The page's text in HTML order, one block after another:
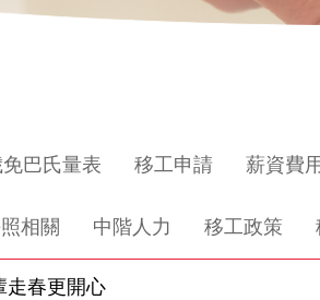
巴氏量表 移工申請 薪資費
相關 中階人力 移工政策
走春更開心